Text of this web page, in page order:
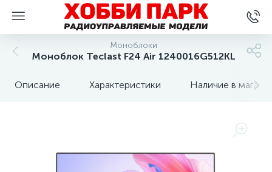
Моноблоки
Моноблок Teclast F24 Air 1240016G512KL
Описание Характеристики Наличие в